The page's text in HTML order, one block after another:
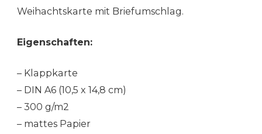
Weihachtskarte mit Briefumschlag.
Eigenschaften:
– Klappkarte
– DIN A6 (10,5 x 14,8 cm)
– 300 g/m2
– mattes Papier